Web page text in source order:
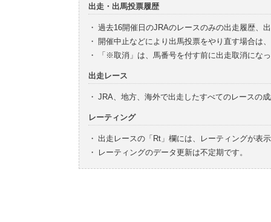
出走・出馬投票履歴
・ 過去16開催日のJRAのレースのみの出走履歴、
・ 開催中止などにより出馬投票をやり直す場合は
・
「※取消」は、馬番号を付す前に出走取消にな
出走レース
・ JRA、地方、海外で出走したすべてのレースの
レーティング
・ 出走レースの「Rt」欄には、レーティングが表
・
レーティングのデータ更新は不定期です。